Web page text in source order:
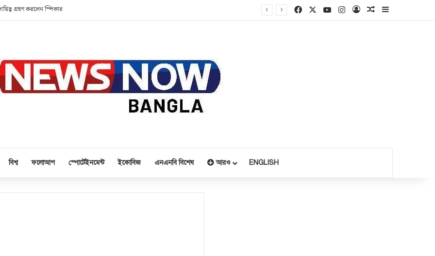
দায়িত্ব গ্রহণ করলেন স্পিকার Facebook YouTubeInstagram
Log In Random Article
বিশ্ব ফলোআপ স্পোর্টেইনমেন্ট ইকোবিজ এনএনবি বিশেষ আরও ENGLISH